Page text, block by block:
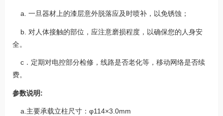
a. 一旦器材上的漆层意外脱落应及时喷补，以免锈蚀；
b. 对人体接触的部位，应注意磨损程度，以确保您的人身安
全。
c．定期对电控部分检修，线路是否老化等，移动网络是否续
费。
参数说明:
a.主要承载立柱尺寸：φ114×3.0mm